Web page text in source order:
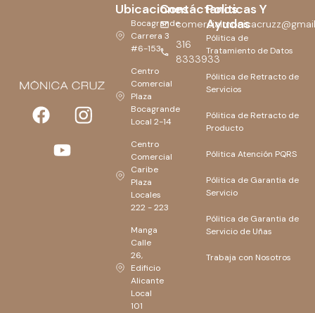
Contáctanos
316
8333933
Ubicaciones
Bocagrande
Carrera 3
#6-153
Centro
Comercial
Plaza
Bocagrande
Local 2-14
Centro
Comercial
Caribe
Plaza
Locales
222 - 223
Manga
Calle
26,
Edificio
Alicante
Local
101
Politicas Y
Ayudas
Pólitica de
Tratamiento de Datos
Pólitica de Retracto de
Servicios
Pólitica de Retracto de
Producto
Pólitica Atención PQRS
Pólitica de Garantia de
Servicio
Pólitica de Garantia de
Servicio de Uñas
Trabaja con Nosotros